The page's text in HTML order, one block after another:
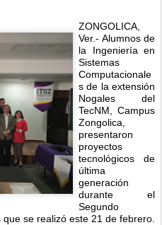
ZONGOLICA,
Ver.- Alumnos de
la Ingeniería en
Sistemas
Computacionale
s de la extensión
Nogales del
TecNM, Campus
Zongolica,
presentaron
proyectos
tecnológicos de
última
generación
durante el
Segundo
se realizó este 21 de febrero.